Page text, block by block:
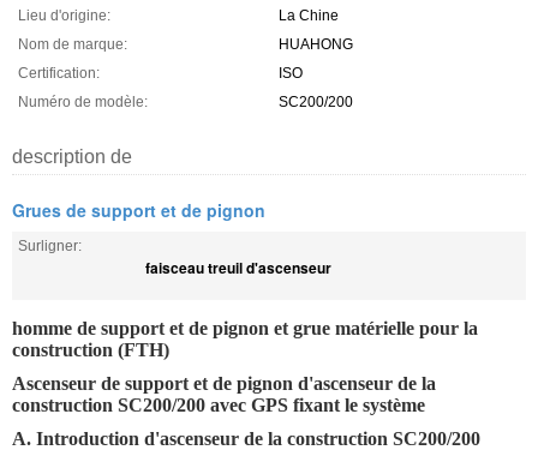
Lieu d'origine:
La Chine
Nom de marque:
HUAHONG
Certification:
ISO
Numéro de modèle:
SC200/200
description de
Grues de support et de pignon
Surligner:
faisceau treuil d'ascenseur
homme de support et de pignon et grue matérielle pour la
construction (FTH)
Ascenseur de support et de pignon d'ascenseur de la
construction SC200/200 avec GPS fixant le système
A. Introduction d'ascenseur de la construction SC200/200